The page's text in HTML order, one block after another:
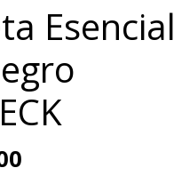
Esencial